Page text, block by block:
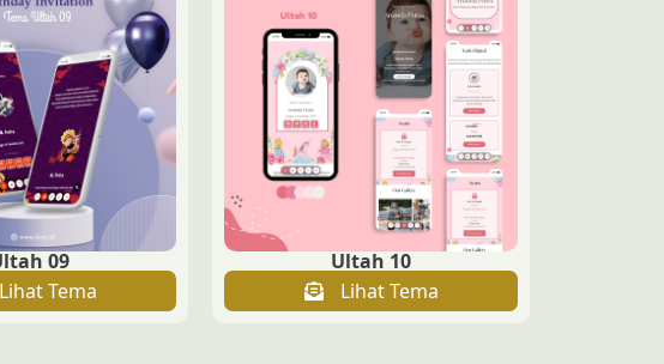
09
Lihat Tema
Ultah 10
Lihat Tema